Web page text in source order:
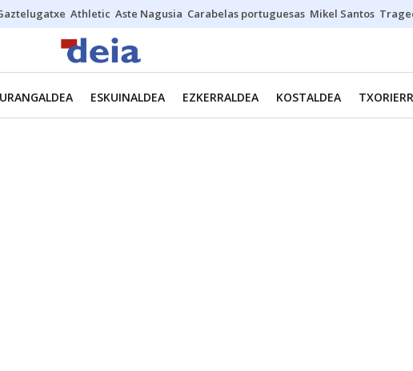
Athletic Aste Nagusia Carabelas portuguesas Mikel Santos
ESKUINALDEA EZKERRALDEA KOSTALDEA